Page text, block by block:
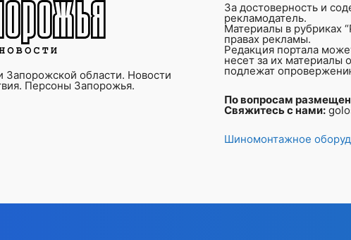
области. Новости
Персоны Запорожья.
За достоверность и
рекламодатель.
Материалы в рубриках
правах рекламы.
Редакция портала
несет за их материалы
подлежат
По вопросам
Свяжитесь с нами:
Шиномонтажное